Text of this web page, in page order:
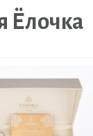
Ёлочка